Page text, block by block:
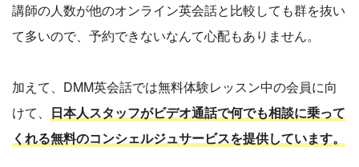
講師の人数が他のオンライン英会話と比較しても群を抜い
て多いので、予約できないなんて心配もありません。
加えて、DMM英会話では無料体験レッスン中の会員に向
けて、 日本人スタッフがビデオ通話で何でも相談に乗って
くれる無料のコンシェルジュサービスを提供しています。